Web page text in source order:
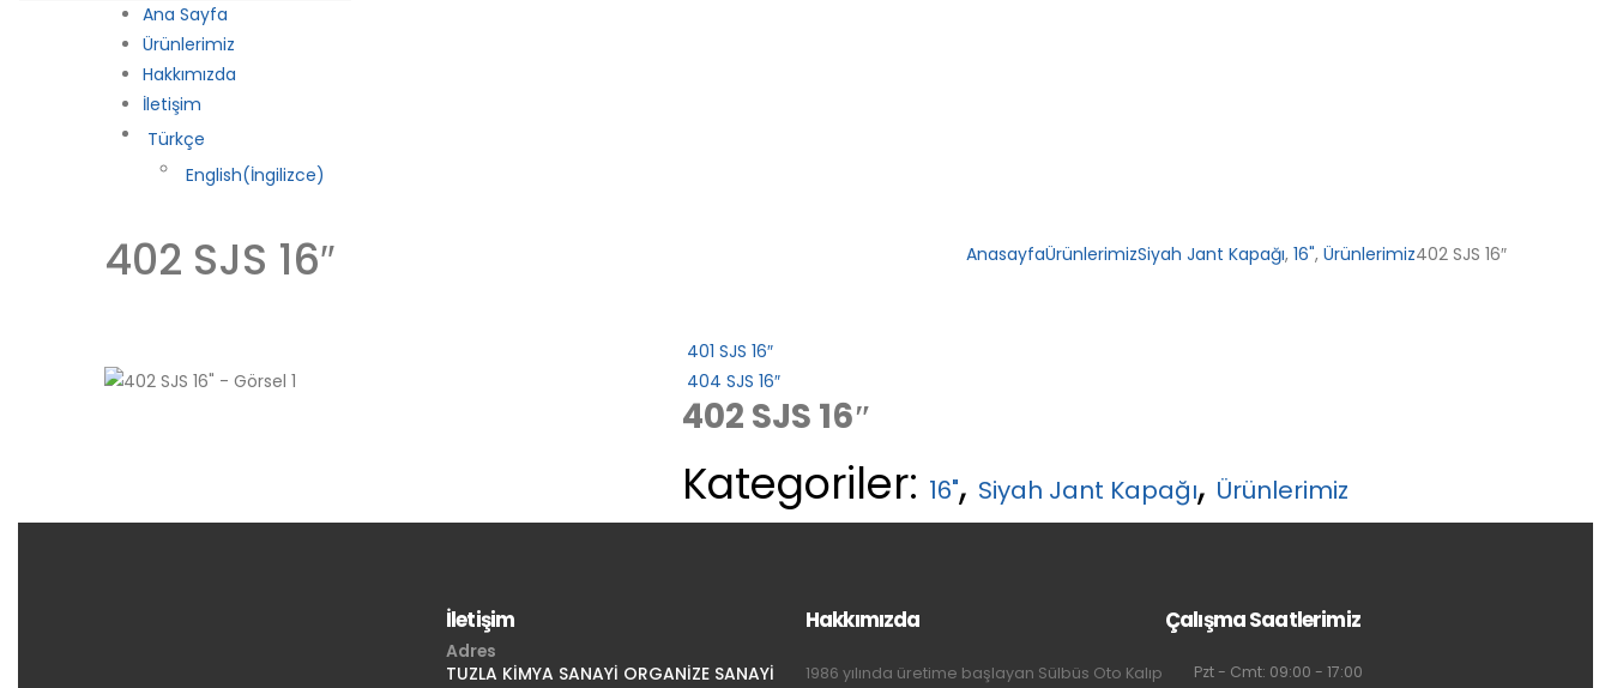
Ana Sayfa
Ürünlerimiz
Hakkımızda
İletişim
Türkçe
English(İngilizce)
402 SJS 16″ AnasayfaÜrünlerimizSiyah Jant Kapağı, 16", Ürünlerimiz402 SJS 16″
401 SJS 16″
404 SJS 16″
402 SJS 16″
Kategoriler: 16", Siyah Jant Kapağı, Ürünlerimiz
İletişim
Adres
TUZLA KİMYA SANAYİ ORGANİZE SANAYİ
Hakkımızda
1986 yılında üretime başlayan Sülbüs Oto Kalıp
Çalışma Saatlerimiz
Pzt - Cmt: 09:00 - 17:00